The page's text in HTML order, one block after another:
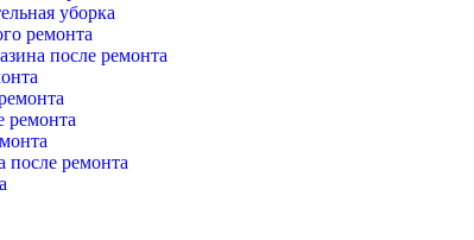
уборка
ремонта
после ремонта
ремонта
после ремонта